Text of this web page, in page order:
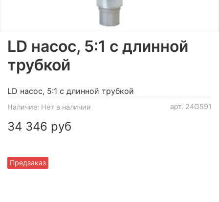
арт. 24G591
Наличие: Нет в наличии
Предзаказ
LD насос, 5:1 с длинной
трубкой
34 346 руб
LD насос, 5:1 с длинной трубкой